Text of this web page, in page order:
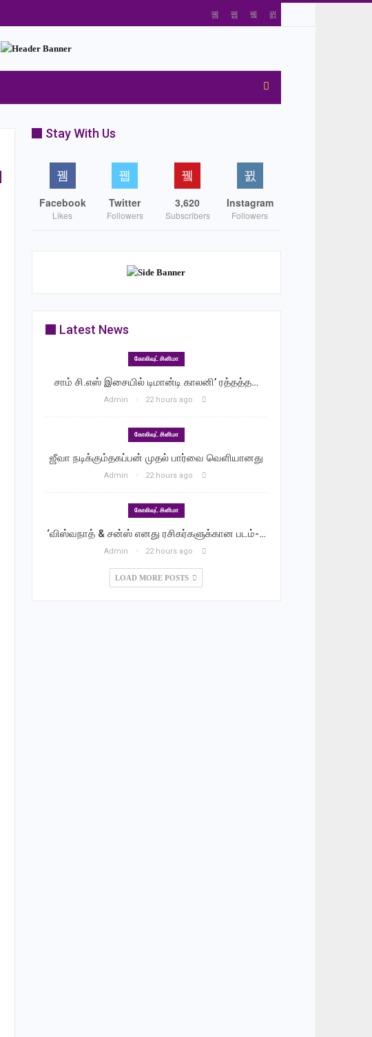
Stay With Us
Facebook
Likes
Twitter
Followers
3,620
Subscribers
Instagram
Followers
Latest News
கோலிவுட் சினிமா
சாம் சி.எஸ் இசையில் டிமான்டி காலனி’ ரத்தத்த…
Admin 22 hours ago
கோலிவுட் சினிமா
ஜீவா நடிக்கும்தகப்பன் முதல் பார்வை வெளியானது
Admin 22 hours ago
கோலிவுட் சினிமா
‘விஸ்வநாத் & சன்ஸ் எனது ரசிகர்களுக்கான படம்-…
Admin 22 hours ago
LOAD MORE POSTS